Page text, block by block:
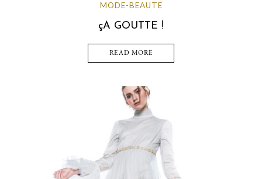
MODE-BEAUTE
çA GOUTTE !
READ MORE